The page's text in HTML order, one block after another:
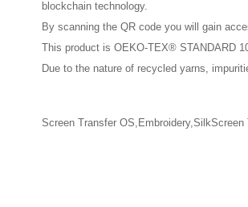
blockchain technology.
By scanning the QR code you will gain
This product is OEKO-TEX® STANDARD
Due to the nature of recycled yarns,
Screen Transfer